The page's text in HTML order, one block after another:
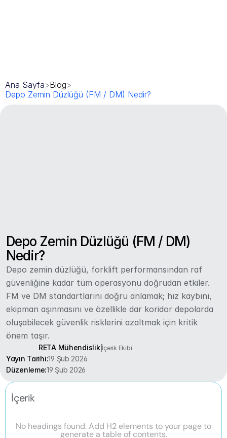
Ana Sayfa>Blog>
Depo Zemin Düzlüğü (FM / DM) Nedir?
Depo Zemin Düzlüğü (FM / DM)
Nedir?
Depo zemin düzlüğü, forklift performansından raf
güvenliğine kadar tüm operasyonu doğrudan etkiler.
FM ve DM standartlarını doğru anlamak; hız kaybını,
ekipman aşınmasını ve özellikle dar koridor depolarda
oluşabilecek güvenlik risklerini azaltmak için kritik
önem taşır.
RETA Mühendislik| İçerik Ekibi
Yayın Tarihi:19 Şub 2026
Düzenleme:19 Şub 2026
İçerik
No headings found. Add H2 elements to your page to
generate a table of contents.